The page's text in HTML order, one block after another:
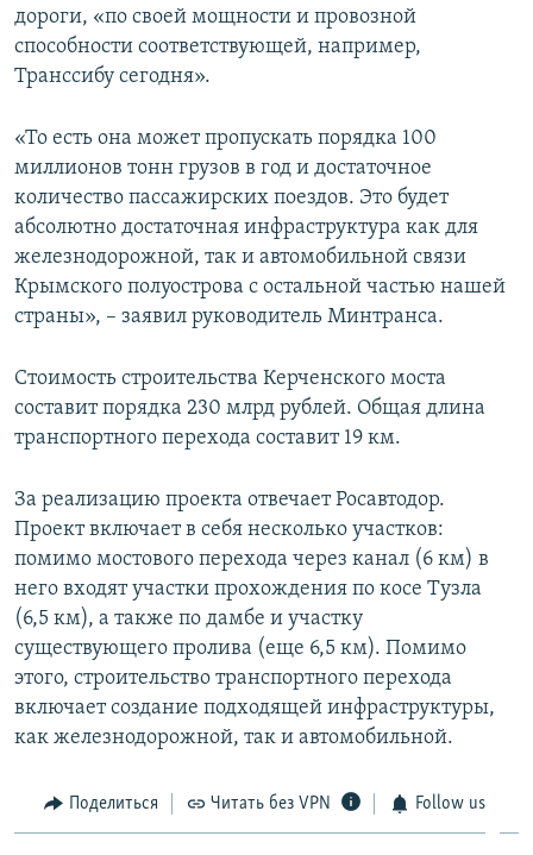
дороги, «по своей мощности и провозной
способности соответствующей, например,
Транссибу сегодня».
«То есть она может пропускать порядка 100
миллионов тонн грузов в год и достаточное
количество пассажирских поездов. Это будет
абсолютно достаточная инфраструктура как для
железнодорожной, так и автомобильной связи
Крымского полуострова с остальной частью нашей
страны», – заявил руководитель Минтранса.
Стоимость строительства Керченского моста
составит порядка 230 млрд рублей. Общая длина
транспортного перехода составит 19 км.
За реализацию проекта отвечает Росавтодор.
Проект включает в себя несколько участков:
помимо мостового перехода через канал (6 км) в
него входят участки прохождения по косе Тузла
(6,5 км), а также по дамбе и участку
существующего пролива (еще 6,5 км). Помимо
этого, строительство транспортного перехода
включает создание подходящей инфраструктуры,
как железнодорожной, так и автомобильной.
Поделиться Читать без VPN Follow us